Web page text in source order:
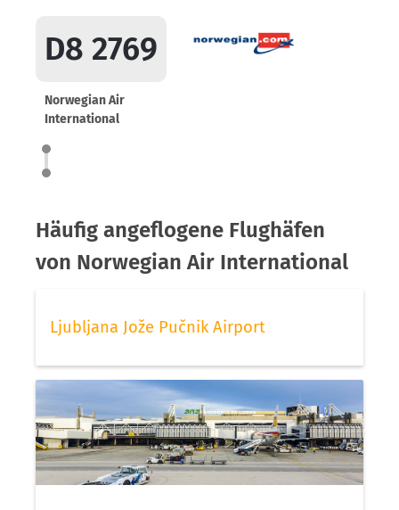
D8 2769
Norwegian Air
International
Häufig angeflogene Flughäfen
von Norwegian Air International
Ljubljana Jože Pučnik Airport